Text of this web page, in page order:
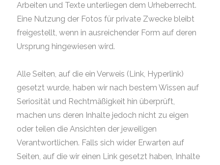
Arbeiten und Texte unterliegen dem Urheberrecht.
Eine Nutzung der Fotos für private Zwecke bleibt
freigestellt, wenn in ausreichender Form auf deren
Ursprung hingewiesen wird.
Alle Seiten, auf die ein Verweis (Link, Hyperlink)
gesetzt wurde, haben wir nach bestem Wissen auf
Seriosität und Rechtmäßigkeit hin überprüft,
machen uns deren Inhalte jedoch nicht zu eigen
oder teilen die Ansichten der jeweiligen
Verantwortlichen. Falls sich wider Erwarten auf
Seiten, auf die wir einen Link gesetzt haben, Inhalte